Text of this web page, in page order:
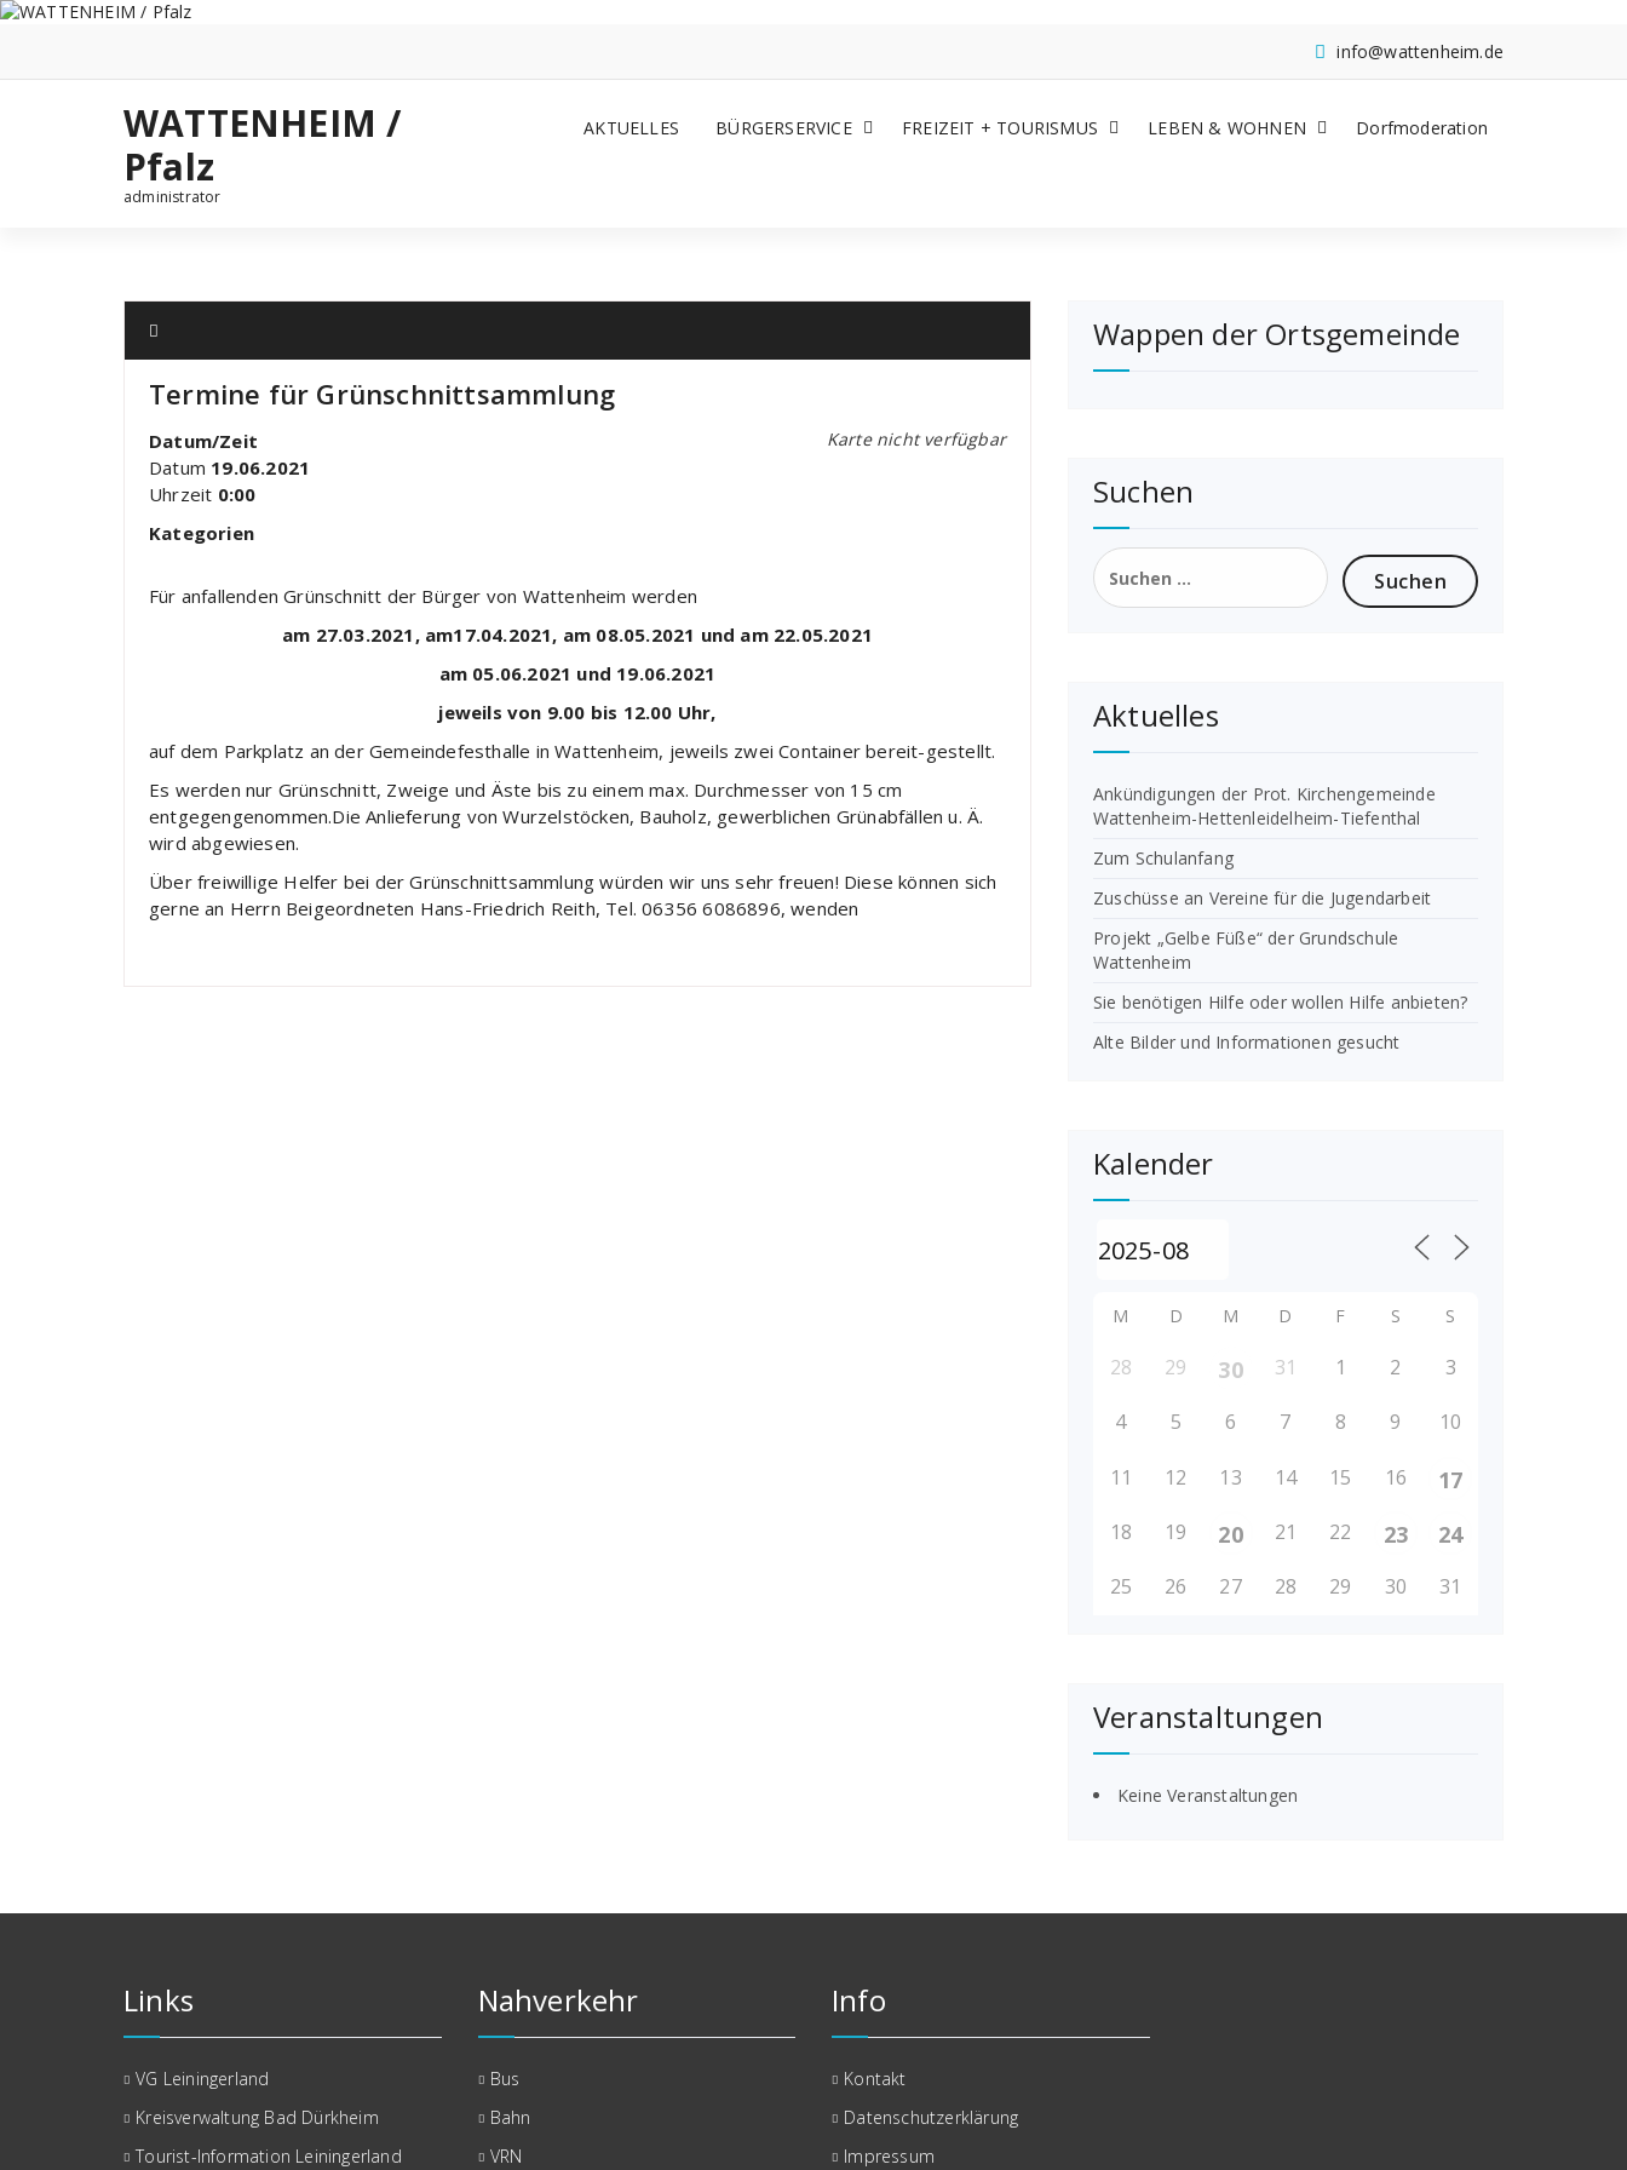
Zum
info@wattenheim.de
WATTENHEIM /
Pfalz
administrator
AKTUELLES BÜRGERSERVICE FREIZEIT + TOURISMUS LEBEN & WOHNEN Dorfmoderation
Termine für Grünschnittsammlung
Karte nicht verfügbar
Datum/Zeit
Datum 19.06.2021
Uhrzeit 0:00
Kategorien
Für anfallenden Grünschnitt der Bürger von Wattenheim werden
am 27.03.2021, am17.04.2021, am 08.05.2021 und am 22.05.2021
am 05.06.2021 und 19.06.2021
jeweils von 9.00 bis 12.00 Uhr,
auf dem Parkplatz an der Gemeindefesthalle in Wattenheim, jeweils zwei Container bereit-gestellt.
Es werden nur Grünschnitt, Zweige und Äste bis zu einem max. Durchmesser von 15 cm
entgegengenommen.Die Anlieferung von Wurzelstöcken, Bauholz, gewerblichen Grünabfällen u. Ä.
wird abgewiesen.
Über freiwillige Helfer bei der Grünschnittsammlung würden wir uns sehr freuen! Diese können sich
gerne an Herrn Beigeordneten Hans-Friedrich Reith, Tel. 06356 6086896, wenden
Wappen der Ortsgemeinde
Suchen
Suchen
nach:
Aktuelles
Ankündigungen der Prot. Kirchengemeinde
Wattenheim-Hettenleidelheim-Tiefenthal
Zum Schulanfang
Zuschüsse an Vereine für die Jugendarbeit
Projekt „Gelbe Füße“ der Grundschule
Wattenheim
Sie benötigen Hilfe oder wollen Hilfe anbieten?
Alte Bilder und Informationen gesucht
Kalender
M D M D F S S
28 29 30 31 1 2 3
4 5 6 7 8 9 10
11 12 13 14 15 16 17
18 19 20 21 22 23 24
25 26 27 28 29 30 31
Veranstaltungen
Keine Veranstaltungen
Links
VG Leiningerland
Kreisverwaltung Bad Dürkheim
Tourist-Information Leiningerland
Nahverkehr
Bus
Bahn
VRN
Info
Kontakt
Datenschutzerklärung
Impressum